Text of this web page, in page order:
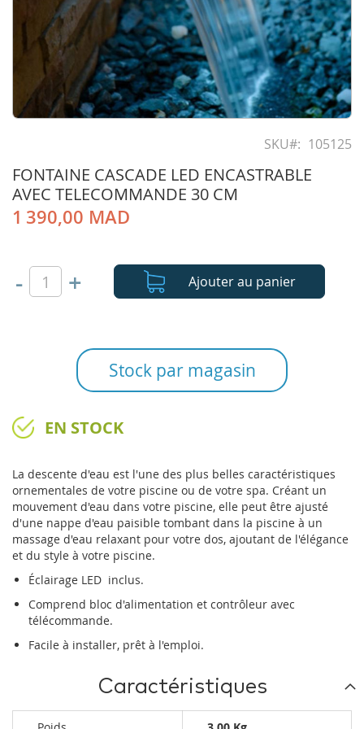
SKU 105125
FONTAINE CASCADE LED ENCASTRABLE
AVEC TELECOMMANDE 30 CM
1 390,00 MAD
- + Ajouter au panier
Stock par magasin
EN STOCK
La descente d'eau est l'une des plus belles caractéristiques
ornementales de votre piscine ou de votre spa. Créant un
mouvement d'eau dans votre piscine, elle peut être ajusté
d'une nappe d'eau paisible tombant dans la piscine à un
massage d'eau relaxant pour votre dos, ajoutant de l'élégance
et du style à votre piscine.
Éclairage LED inclus.
Comprend bloc d'alimentation et contrôleur avec
télécommande.
Facile à installer, prêt à l'emploi.
beginning
of
the
images
Caractéristiques